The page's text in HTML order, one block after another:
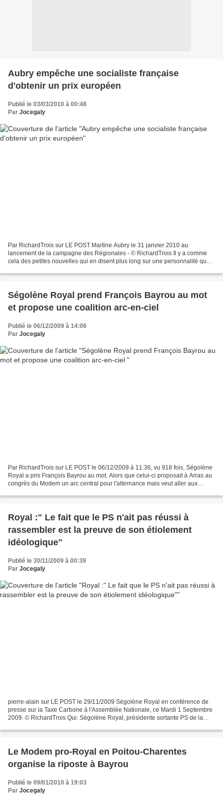
Aubry empêche une socialiste française
d'obtenir un prix européen
Publié le 03/03/2010 à 00:48
Par Jocegaly
Par RichardTrois sur LE POST Martine Aubry le 31 janvier 2010 au
lancement de la campagne des Régionales - © RichardTrois Il y a comme
cela des petites nouvelles qui en disent plus long sur une personnalité que
Ségolène Royal prend François Bayrou au mot
et propose une coalition arc-en-ciel
Publié le 06/12/2009 à 14:06
Par Jocegaly
Par RichardTrois sur LE POST le 06/12/2009 à 11:36, vu 918 fois, Ségolène
Royal a pris François Bayrou au mot. Alors que celui-ci proposait à Arras au
congrès du Modem un arc central pour l'alternance mais veut aller aux
Royal :" Le fait que le PS n'ait pas réussi à
rassembler est la preuve de son étiolement
idéologique"
Publié le 30/11/2009 à 00:39
Par Jocegaly
pierre-alain sur LE POST le 29/11/2009 Ségolène Royal en conférence de
presse sur la Taxe Carbone à l'Assemblée Nationale, ce Mardi 1 Septembre
2009. © RichardTrois Qui: Ségolène Royal, présidente sortante PS de la
Le Modem pro-Royal en Poitou-Charentes
organise la riposte à Bayrou
Publié le 09/01/2010 à 19:03
Par Jocegaly